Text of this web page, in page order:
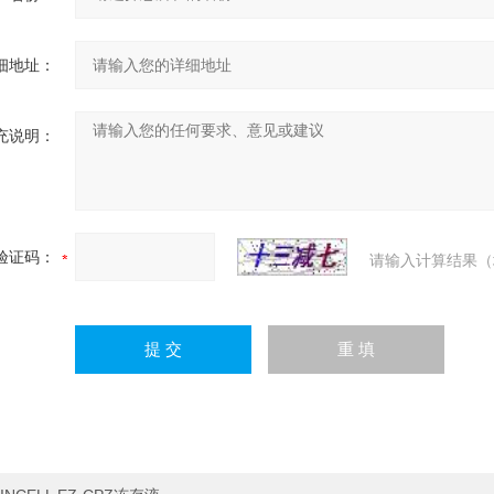
地址：
说明：
证码： 请输入计算结果